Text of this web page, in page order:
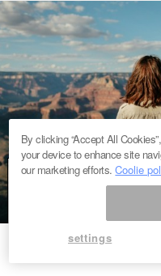
揺れる心を不動の
秘教から学ぶ、“
#スピ #ライフ
生き方について、お話してい
By clicking “Accept All
your device to enhance site
our marketing efforts.Coolie
settings